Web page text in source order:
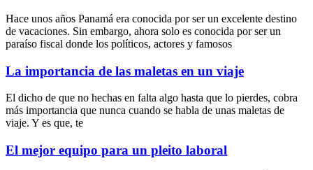
Hace unos años Panamá era conocida por ser un excelente destino
de vacaciones. Sin embargo, ahora solo es conocida por ser un
paraíso fiscal donde los políticos, actores y famosos
La importancia de las maletas en un viaje
El dicho de que no hechas en falta algo hasta que lo pierdes, cobra
más importancia que nunca cuando se habla de unas maletas de
viaje. Y es que, te
El mejor equipo para un pleito laboral